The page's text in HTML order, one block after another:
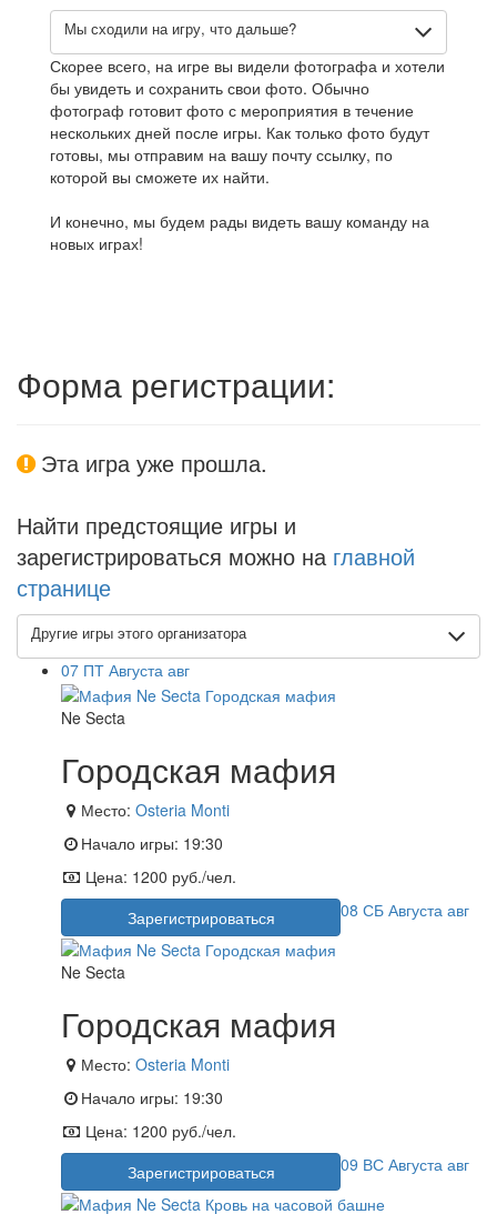
Мы сходили на игру, что дальше?
Скорее всего, на игре вы видели фотографа и хотели
бы увидеть и сохранить свои фото. Обычно
фотограф готовит фото с мероприятия в течение
нескольких дней после игры. Как только фото будут
готовы, мы отправим на вашу почту ссылку, по
которой вы сможете их найти.
И конечно, мы будем рады видеть вашу команду на
новых играх!
Форма регистрации:
Эта игра уже прошла.
Найти предстоящие игры и
зарегистрироваться можно на главной
странице
Другие игры этого организатора
07 ПТ Августа авг
Ne Secta
Городская мафия
Место: Osteria Monti
Начало игры: 19:30
Цена: 1200 руб./чел.
Зарегистрироваться
08 СБ Августа авг
Ne Secta
Городская мафия
Место: Osteria Monti
Начало игры: 19:30
Цена: 1200 руб./чел.
Зарегистрироваться
09 ВС Августа авг